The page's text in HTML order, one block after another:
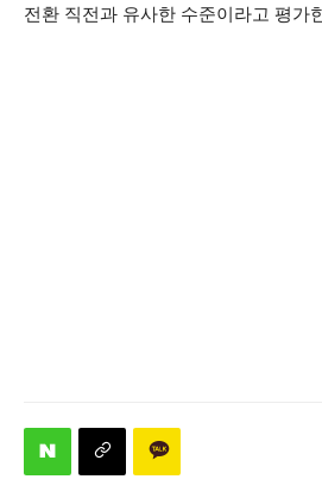
전환 직전과 유사한 수준이라고 평가